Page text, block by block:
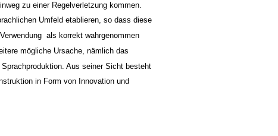
zu einer Regelverletzung kommen.
Umfeld etablieren, so dass diese
als korrekt wahrgenommen
mögliche Ursache, nämlich das
Aus seiner Sicht besteht
in Form von Innovation und